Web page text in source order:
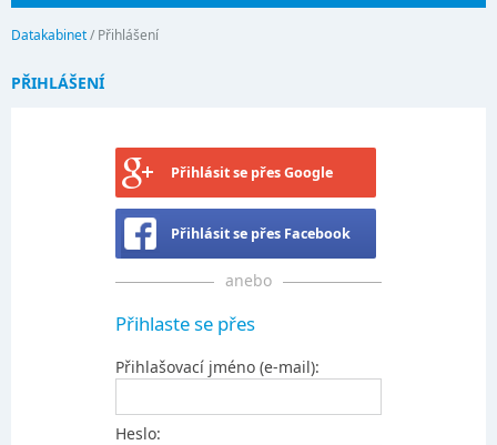
Datakabinet/ Přihlášení
PŘIHLÁŠENÍ
Přihlásit se přes Google
Přihlásit se přes Facebook
anebo
Přihlaste se přes
Přihlašovací jméno (e-mail):
Heslo: